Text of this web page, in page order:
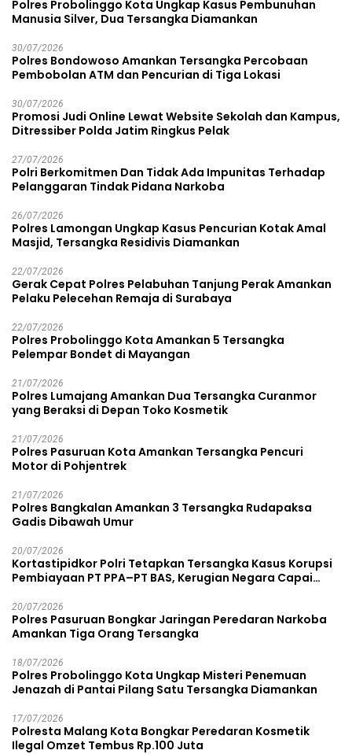
Polres Probolinggo Kota Ungkap Kasus Pembunuhan
Manusia Silver, Dua Tersangka Diamankan
30/07/2026
Polres Bondowoso Amankan Tersangka Percobaan
Pembobolan ATM dan Pencurian di Tiga Lokasi
30/07/2026
Promosi Judi Online Lewat Website Sekolah dan Kampus,
Ditressiber Polda Jatim Ringkus Pelak
27/07/2026
Polri Berkomitmen Dan Tidak Ada Impunitas Terhadap
Pelanggaran Tindak Pidana Narkoba
26/07/2026
Polres Lamongan Ungkap Kasus Pencurian Kotak Amal
Masjid, Tersangka Residivis Diamankan
22/07/2026
Gerak Cepat Polres Pelabuhan Tanjung Perak Amankan
Pelaku Pelecehan Remaja di Surabaya
22/07/2026
Polres Probolinggo Kota Amankan 5 Tersangka
Pelempar Bondet di Mayangan
21/07/2026
Polres Lumajang Amankan Dua Tersangka Curanmor
yang Beraksi di Depan Toko Kosmetik
21/07/2026
Polres Pasuruan Kota Amankan Tersangka Pencuri
Motor di Pohjentrek
21/07/2026
Polres Bangkalan Amankan 3 Tersangka Rudapaksa
Gadis Dibawah Umur
20/07/2026
Kortastipidkor Polri Tetapkan Tersangka Kasus Korupsi
Pembiayaan PT PPA–PT BAS, Kerugian Negara Capai
20/07/2026
Polres Pasuruan Bongkar Jaringan Peredaran Narkoba
Amankan Tiga Orang Tersangka
18/07/2026
Polres Probolinggo Kota Ungkap Misteri Penemuan
Jenazah di Pantai Pilang Satu Tersangka Diamankan
17/07/2026
Polresta Malang Kota Bongkar Peredaran Kosmetik
Ilegal Omzet Tembus Rp.100 Juta